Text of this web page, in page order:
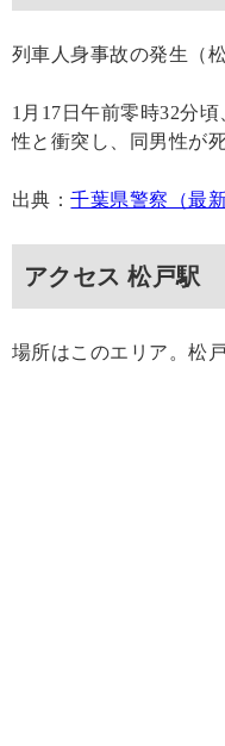
列車人身事故の発生（
1月17日午前零時32分
性と衝突し、同男性が
出典：千葉県警察（最
アクセス 松戸駅
場所はこのエリア。松